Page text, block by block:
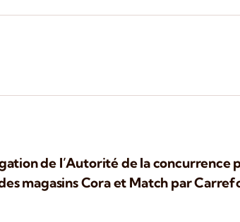
de l’Autorité de la concurrence
magasins Cora et Match par